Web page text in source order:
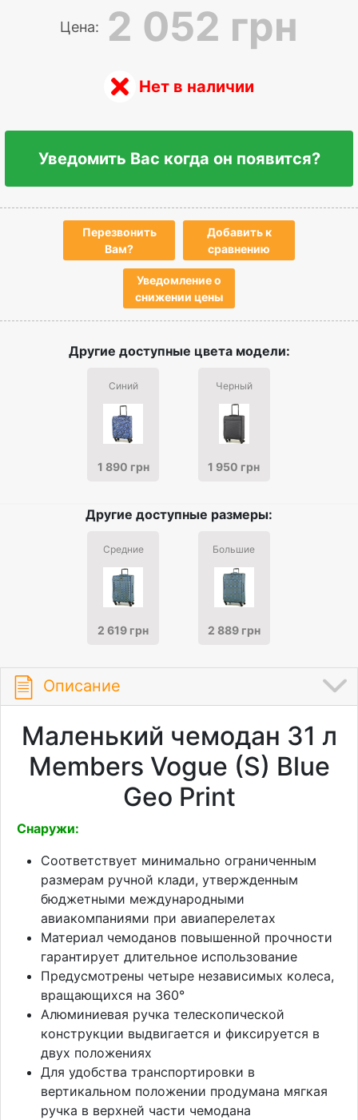
Цена: 2 052 грн
Нет в наличии
Уведомить Вас когда он появится?
Перезвонить
Вам?
Добавить к
сравнению
Уведомление о
снижении цены
Другие доступные цвета модели:
Синий
1 890 грн
Черный
1 950 грн
Другие доступные размеры:
Средние
2 619 грн
Большие
2 889 грн
Описание
Маленький чемодан 31 л
Members Vogue (S) Blue
Geo Print
Снаружи:
Соответствует минимально ограниченным
размерам ручной клади, утвержденным
бюджетными международными
авиакомпаниями при авиаперелетах
Материал чемоданов повышенной прочности
гарантирует длительное использование
Предусмотрены четыре независимых колеса,
вращающихся на 360°
Алюминиевая ручка телескопической
конструкции выдвигается и фиксируется в
двух положениях
Для удобства транспортировки в
вертикальном положении продумана мягкая
ручка в верхней части чемодана